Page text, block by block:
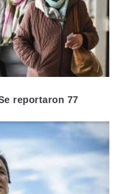
reportaron 77